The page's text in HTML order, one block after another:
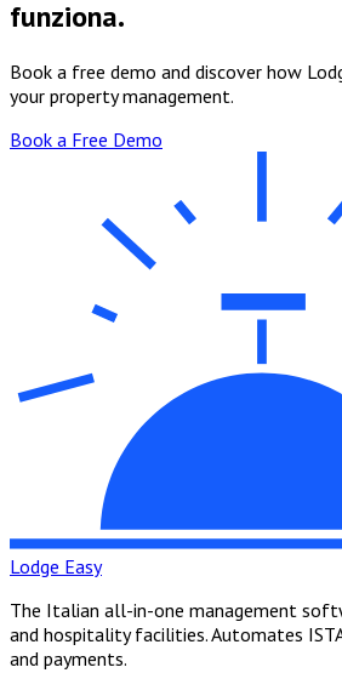
funziona.
Book a free demo and discover how
your property management.
Book a Free Demo
Lodge Easy
The Italian all-in-one management
and hospitality facilities. Automates
and payments.